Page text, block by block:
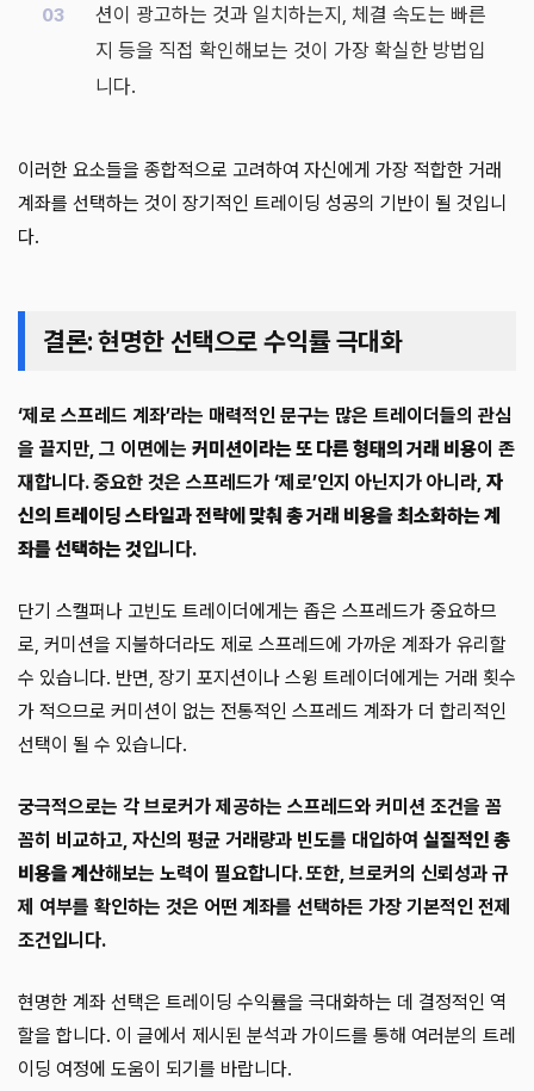
션이 광고하는 것과 일치하는지, 체결 속도는 빠른
지 등을 직접 확인해보는 것이 가장 확실한 방법입
니다.
이러한 요소들을 종합적으로 고려하여 자신에게 가장 적합한 거래
계좌를 선택하는 것이 장기적인 트레이딩 성공의 기반이 될 것입니
다.
결론: 현명한 선택으로 수익률 극대화
‘제로 스프레드 계좌’라는 매력적인 문구는 많은 트레이더들의 관심
을 끌지만, 그 이면에는 커미션이라는 또 다른 형태의 거래 비용이 존
재합니다. 중요한 것은 스프레드가 ‘제로’인지 아닌지가 아니라, 자
신의 트레이딩 스타일과 전략에 맞춰 총 거래 비용을 최소화하는 계
좌를 선택하는 것입니다.
단기 스캘퍼나 고빈도 트레이더에게는 좁은 스프레드가 중요하므
로, 커미션을 지불하더라도 제로 스프레드에 가까운 계좌가 유리할
수 있습니다. 반면, 장기 포지션이나 스윙 트레이더에게는 거래 횟수
가 적으므로 커미션이 없는 전통적인 스프레드 계좌가 더 합리적인
선택이 될 수 있습니다.
궁극적으로는 각 브로커가 제공하는 스프레드와 커미션 조건을 꼼
꼼히 비교하고, 자신의 평균 거래량과 빈도를 대입하여 실질적인 총
비용을 계산해보는 노력이 필요합니다. 또한, 브로커의 신뢰성과 규
제 여부를 확인하는 것은 어떤 계좌를 선택하든 가장 기본적인 전제
조건입니다.
현명한 계좌 선택은 트레이딩 수익률을 극대화하는 데 결정적인 역
할을 합니다. 이 글에서 제시된 분석과 가이드를 통해 여러분의 트레
이딩 여정에 도움이 되기를 바랍니다.